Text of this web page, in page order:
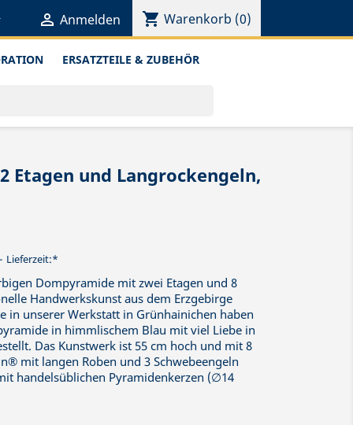
 Anmelden shopping_cart Warenkorb (0)
ERSATZTEILE & ZUBEHÖR
Etagen und Langrockengeln,
Lieferzeit:*
Dompyramide mit zwei Etagen und 8
Handwerkskunst aus dem Erzgebirge
in unserer Werkstatt in Grünhainichen haben
in himmlischem Blau mit viel Liebe in
Das Kunstwerk ist 55 cm hoch und mit 8
mit langen Roben und 3 Schwebeengeln
handelsüblichen Pyramidenkerzen (∅14